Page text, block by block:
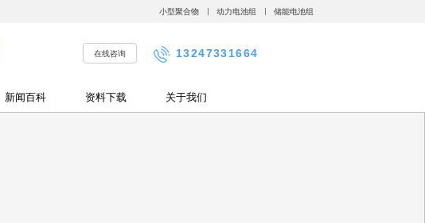
小型聚合物 动力电池组 储能电池组
在线咨询 13247331664
新闻百科 资料下载 关于我们